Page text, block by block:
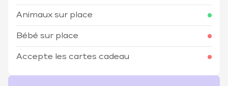
Animaux sur place
Bébé sur place
Accepte les cartes cadeau